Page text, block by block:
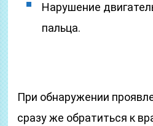
Нарушение
пальца.
При обнаружении
сразу же обратиться к